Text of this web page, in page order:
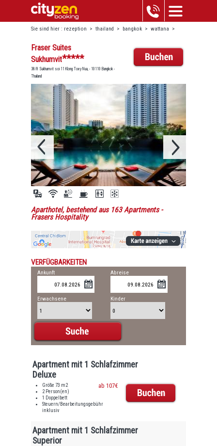
Sie sind hier : rezeption > thailand > bangkok > wattana >
fraser suites sukhumvit
Fraser Suites
Sukhumvit*****
38/8 Sukhumvit soi 11 Klong Toey Nua, - 10110 Bangkok -
Thailand
Aparthotel, bestehend aus 163 Apartments-
Frasers Hospitality
VERFÜGBARKEITEN
Ankunft Abreise
Erwachsene Kinder
Apartment mit 1 Schlafzimmer
Deluxe
Größe 73 m2
2 Person(en)
1 Doppelbett
Steuern/Bearbeitungsgebühr
inklusiv
ab 107€
Apartment mit 1 Schlafzimmer
Superior